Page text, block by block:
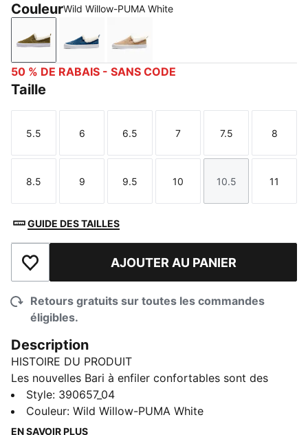
CouleurWild Willow-PUMA White
Wild Willow-PUMA White
Dark Indigo-Whisper White
Prairie Tan-Whisper White
50 % DE RABAIS - SANS CODE
Taille
Taille
5.5
Taille
6
Taille
6.5
Taille
7
Taille
7.5
Taille
8
Taille
8.5
Taille
9
Taille
9.5
Taille
10
Taille
10.5
Taille
11
GUIDE DES TAILLES
Ajouter à la liste de souhaits
AJOUTER AU PANIER
Retours gratuits sur toutes les commandes
éligibles.
Description
HISTOIRE DU PRODUIT
Les nouvelles Bari à enfiler confortables sont des
chaussures pour femme à enfiler inspirées des
espadrilles avec des éléments vulcanisés, élégantes et
faciles à porter. Il est doté d'une tige en toile lui
Style: 390657_04
Couleur: Wild Willow-PUMA White
EN SAVOIR PLUS